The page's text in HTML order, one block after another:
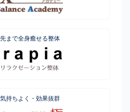
まで全身癒せる整体
持ちよく・効果抜群